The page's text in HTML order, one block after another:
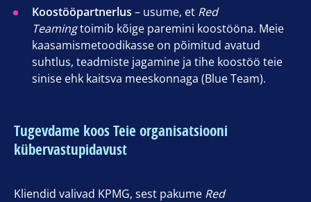
Koostööpartnerlus – usume, et Red
Teamingtoimib kõige paremini koostööna. Meie
kaasamismetoodikasse on põimitud avatud
suhtlus, teadmiste jagamine ja tihe koostöö teie
sinise ehk kaitsva meeskonnaga (Blue Team).
Tugevdame koos Teie organisatsiooni
kübervastupidavust
Kliendid valivad KPMG, sest pakume Red